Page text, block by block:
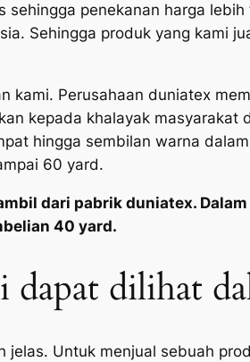
penekanan harga
Sehingga produk yang kami
kami. Perusahaan duniatex
kepada khalayak
hingga sembilan warna
60 yard.
dari pabrik duniatex.
40 yard.
dilihat
jelas. Untuk menjual sebuah